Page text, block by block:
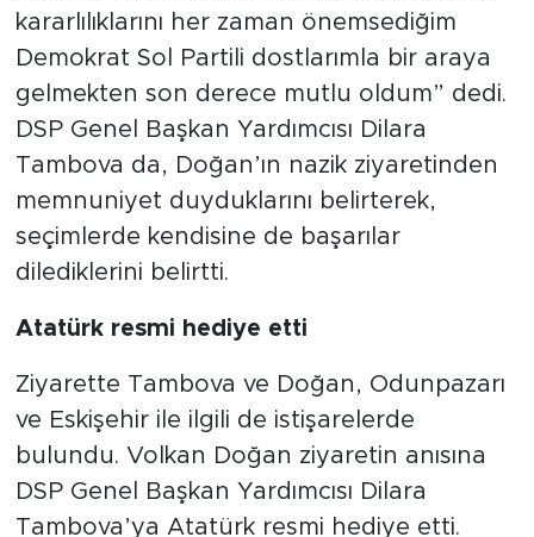
kararlılıklarını her zaman önemsediğim
Demokrat Sol Partili dostlarımla bir araya
gelmekten son derece mutlu oldum” dedi.
DSP Genel Başkan Yardımcısı Dilara
Tambova da, Doğan’ın nazik ziyaretinden
memnuniyet duyduklarını belirterek,
seçimlerde kendisine de başarılar
dilediklerini belirtti.
Atatürk resmi hediye etti
Ziyarette Tambova ve Doğan, Odunpazarı
ve Eskişehir ile ilgili de istişarelerde
bulundu. Volkan Doğan ziyaretin anısına
DSP Genel Başkan Yardımcısı Dilara
Tambova’ya Atatürk resmi hediye etti.